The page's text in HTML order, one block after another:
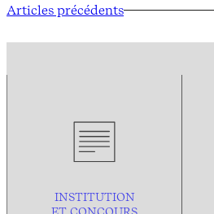
Articles précédents
INSTITUTION